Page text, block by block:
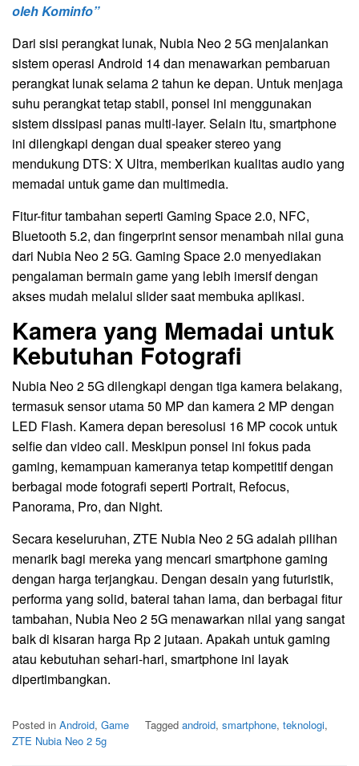
oleh Kominfo”
Dari sisi perangkat lunak, Nubia Neo 2 5G menjalankan
sistem operasi Android 14 dan menawarkan pembaruan
perangkat lunak selama 2 tahun ke depan. Untuk menjaga
suhu perangkat tetap stabil, ponsel ini menggunakan
sistem dissipasi panas multi-layer. Selain itu, smartphone
ini dilengkapi dengan dual speaker stereo yang
mendukung DTS: X Ultra, memberikan kualitas audio yang
memadai untuk game dan multimedia.
Fitur-fitur tambahan seperti Gaming Space 2.0, NFC,
Bluetooth 5.2, dan fingerprint sensor menambah nilai guna
dari Nubia Neo 2 5G. Gaming Space 2.0 menyediakan
pengalaman bermain game yang lebih imersif dengan
akses mudah melalui slider saat membuka aplikasi.
Kamera yang Memadai untuk
Kebutuhan Fotografi
Nubia Neo 2 5G dilengkapi dengan tiga kamera belakang,
termasuk sensor utama 50 MP dan kamera 2 MP dengan
LED Flash. Kamera depan beresolusi 16 MP cocok untuk
selfie dan video call. Meskipun ponsel ini fokus pada
gaming, kemampuan kameranya tetap kompetitif dengan
berbagai mode fotografi seperti Portrait, Refocus,
Panorama, Pro, dan Night.
Secara keseluruhan, ZTE Nubia Neo 2 5G adalah pilihan
menarik bagi mereka yang mencari smartphone gaming
dengan harga terjangkau. Dengan desain yang futuristik,
performa yang solid, baterai tahan lama, dan berbagai fitur
tambahan, Nubia Neo 2 5G menawarkan nilai yang sangat
baik di kisaran harga Rp 2 jutaan. Apakah untuk gaming
atau kebutuhan sehari-hari, smartphone ini layak
dipertimbangkan.
Posted in Android, Game Tagged android, smartphone, teknologi,
ZTE Nubia Neo 2 5g